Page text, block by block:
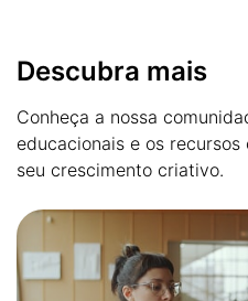
Descubra mais
Conheça a nossa
educacionais e os
seu crescimento criativo.